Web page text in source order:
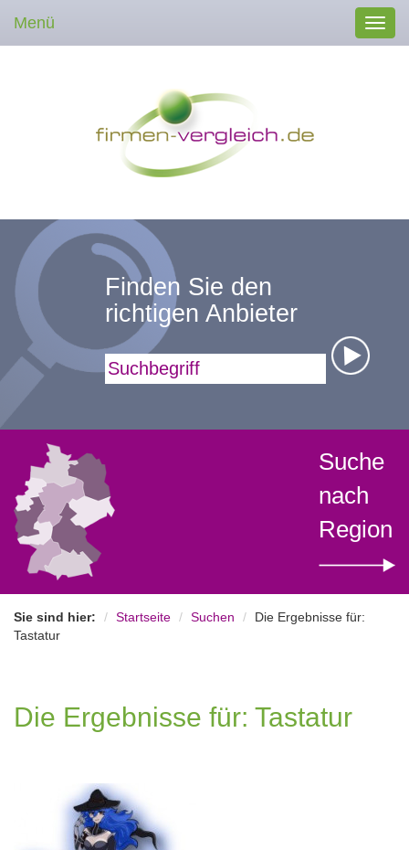
Menü
Finden Sie den
richtigen Anbieter
Suchbegriff
Suche
nach
Region
Sie sind hier: Startseite Suchen
Die Ergebnisse für:
Tastatur
Die Ergebnisse für: Tastatur